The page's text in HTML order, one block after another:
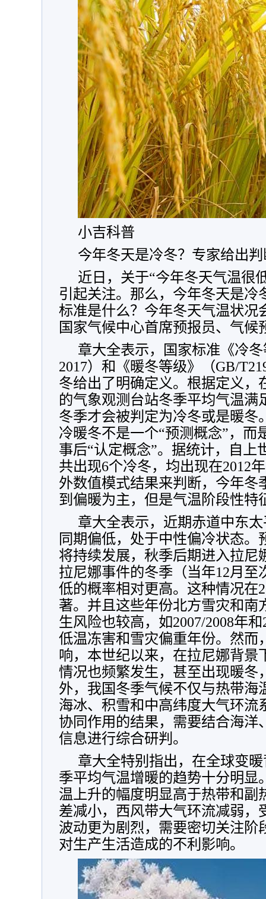
小吉科普
今年冬天是冷冬？专家给出
近日，关于“今年冬天气温很
引起关注。那么，今年冬天是冷
标准是什么？今年冬天气温状况
国家气候中心首席预报员、气候
章大全表示，国家标准《冷
2017）和《暖冬等级》（GB/
冬给出了明确定义。根据定义，
的气象观测台站冬季平均气温满
冬季才会被判定为冷冬或是暖冬
冷暖冬不是一个“预测概念”，而
事后“认定概念”。据统计，自上
共出现6个冷冬，均出现在2012
外数值模式结果来判断，今年冬
到偏暖为主，但是气温阶段性特
章大全表示，近期赤道中东
同期偏低，处于中性偏冷状态。
将持续发展，秋季后期进入拉尼
拉尼娜事件的冬季（当年12月至
低的概率相对更高。这种情况在
著。并且这些年份北方雪灾和南
生风险也较高，如2007/2008年
低温冻害和雪灾偏重年份。然而
响，本世纪以来，在拉尼娜背景
情况也频繁发生，甚至出现暖冬
外，我国冬季气候不仅与热带海
海冰、积雪和中高纬度大气环流
协同作用的结果，需要结合海洋
信息进行综合研判。
章大全特别指出，在全球变
季平均气温增暖的趋势十分明显
温上升的幅度明显高于热带和副
差减小，西风带大气环流减弱，
波动更为剧烈，需要密切关注阶
对生产生活造成的不利影响。